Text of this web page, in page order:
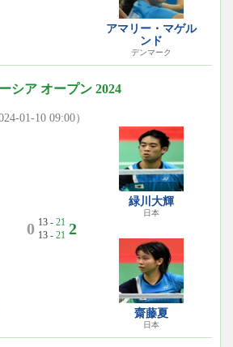
アマリー・マゲル
ンド
デンマーク
シア オープン 2024
01-10 09:00）
0 13 - 21
13 - 21 2
緑川大輝
日本
齋藤夏
日本